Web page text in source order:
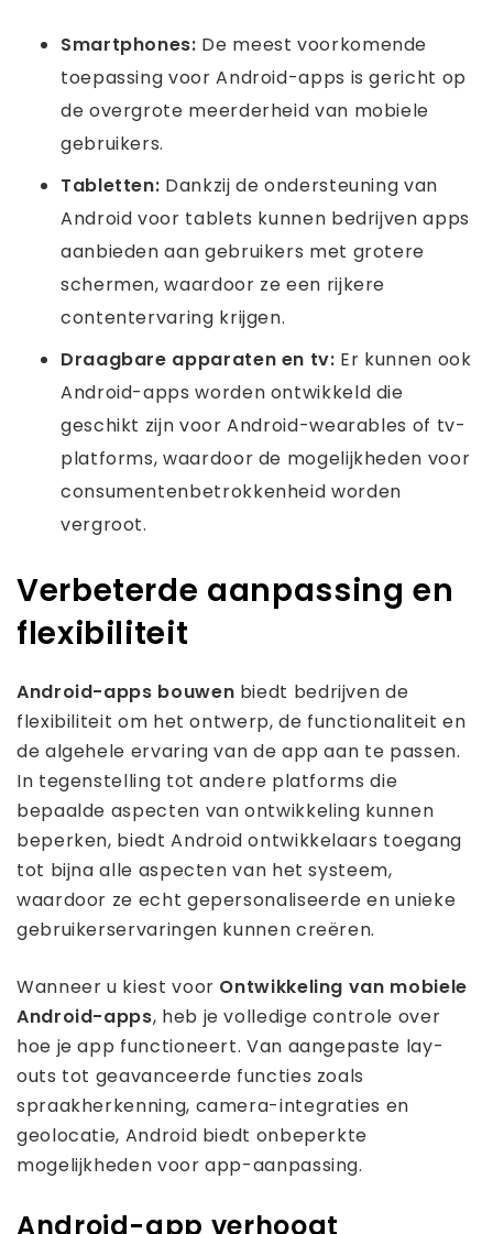
Smartphones: De meest voorkomende
toepassing voor Android-apps is gericht op
de overgrote meerderheid van mobiele
gebruikers.
Tabletten: Dankzij de ondersteuning van
Android voor tablets kunnen bedrijven apps
aanbieden aan gebruikers met grotere
schermen, waardoor ze een rijkere
contentervaring krijgen.
Draagbare apparaten en tv: Er kunnen ook
Android-apps worden ontwikkeld die
geschikt zijn voor Android-wearables of tv-
platforms, waardoor de mogelijkheden voor
consumentenbetrokkenheid worden
vergroot.
Verbeterde aanpassing en
flexibiliteit
Android-apps bouwen biedt bedrijven de
flexibiliteit om het ontwerp, de functionaliteit en
de algehele ervaring van de app aan te passen.
In tegenstelling tot andere platforms die
bepaalde aspecten van ontwikkeling kunnen
beperken, biedt Android ontwikkelaars toegang
tot bijna alle aspecten van het systeem,
waardoor ze echt gepersonaliseerde en unieke
gebruikerservaringen kunnen creëren.
Wanneer u kiest voor Ontwikkeling van mobiele
Android-apps, heb je volledige controle over
hoe je app functioneert. Van aangepaste lay-
outs tot geavanceerde functies zoals
spraakherkenning, camera-integraties en
geolocatie, Android biedt onbeperkte
mogelijkheden voor app-aanpassing.
Android-app verhoogt